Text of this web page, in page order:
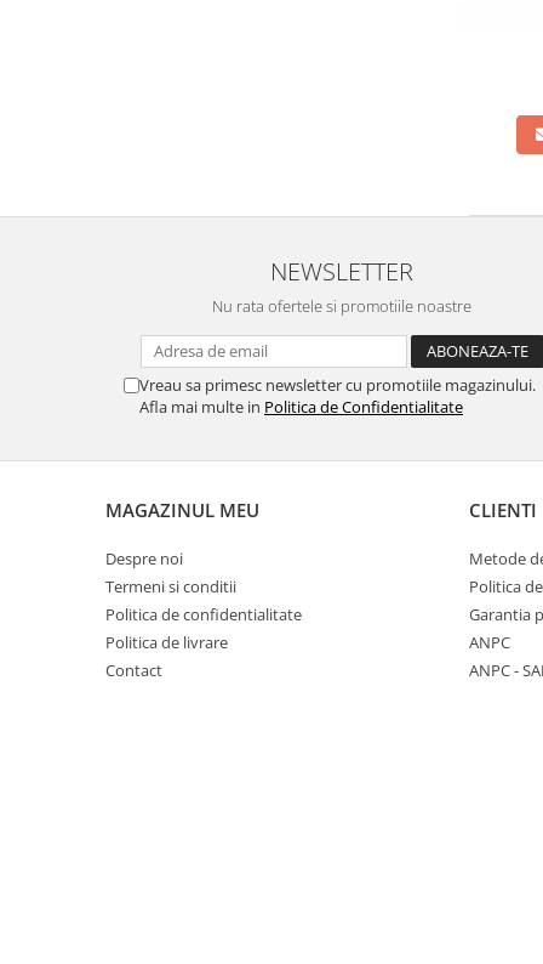
NEWSLETTER
Nu rata ofertele si promotiile noastre
Vreau sa primesc newsletter cu promotiile magazinului.
Afla mai multe in Politica de Confidentialitate
MAGAZINUL MEU
Despre noi
Termeni si conditii
Politica de confidentialitate
Politica de livrare
Contact
CLIENTI
Metode
Politica
Garantia
ANPC
ANPC -